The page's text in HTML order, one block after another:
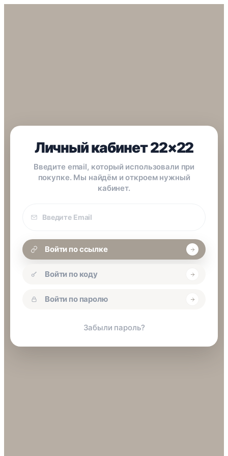
Личный кабинет 22×22
Введите email, который использовали при
покупке. Мы найдём и откроем нужный
кабинет.
покупки
Войти по ссылке
Войти по коду
Войти по паролю
Забыли пароль?